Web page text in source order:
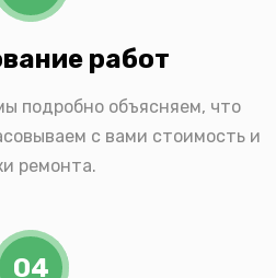
работ
подробно объясняем, что
с вами стоимость и
ремонта.
04